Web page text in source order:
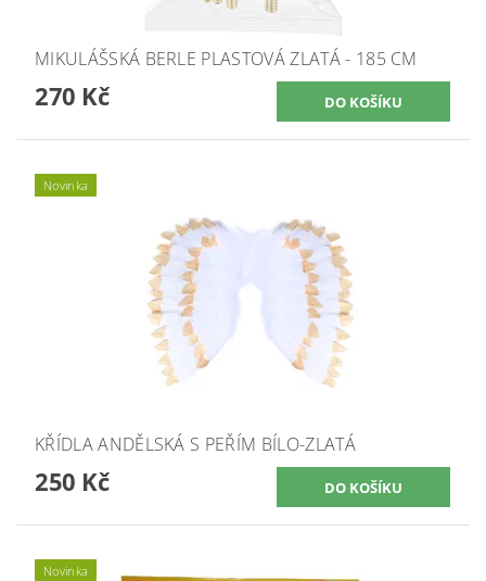
MIKULÁŠSKÁ BERLE PLASTOVÁ ZLATÁ - 185 CM
270 Kč
Novinka
KŘÍDLA ANDĚLSKÁ S PEŘÍM BÍLO-ZLATÁ
250 Kč
Novinka